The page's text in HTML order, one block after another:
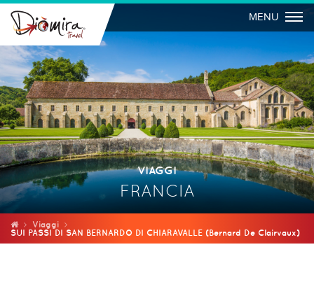
MENU
VIAGGI
FRANCIA
Viaggi
SUI PASSI DI SAN BERNARDO DI CHIARAVALLE (Bernard De Clairvaux)